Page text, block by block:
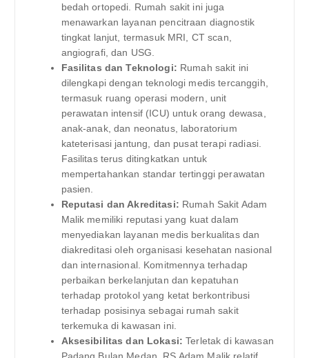
bedah ortopedi. Rumah sakit ini juga
menawarkan layanan pencitraan diagnostik
tingkat lanjut, termasuk MRI, CT scan,
angiografi, dan USG.
Fasilitas dan Teknologi: Rumah sakit ini
dilengkapi dengan teknologi medis tercanggih,
termasuk ruang operasi modern, unit
perawatan intensif (ICU) untuk orang dewasa,
anak-anak, dan neonatus, laboratorium
kateterisasi jantung, dan pusat terapi radiasi.
Fasilitas terus ditingkatkan untuk
mempertahankan standar tertinggi perawatan
pasien.
Reputasi dan Akreditasi: Rumah Sakit Adam
Malik memiliki reputasi yang kuat dalam
menyediakan layanan medis berkualitas dan
diakreditasi oleh organisasi kesehatan nasional
dan internasional. Komitmennya terhadap
perbaikan berkelanjutan dan kepatuhan
terhadap protokol yang ketat berkontribusi
terhadap posisinya sebagai rumah sakit
terkemuka di kawasan ini.
Aksesibilitas dan Lokasi: Terletak di kawasan
Padang Bulan Medan, RS Adam Malik relatif